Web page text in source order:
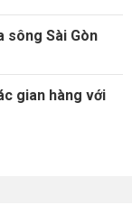
sông Sài Gòn
gian hàng với